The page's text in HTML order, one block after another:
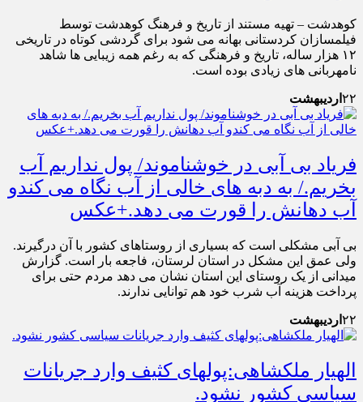
کوهدشت – تهیه مستند از تاریخ و فرهنگ کوهدشت توسط
فیلمسازان کردستانی بهانه می شود برای گردشی کوتاه در تاریخی
۱۲ هزار ساله، تاریخ و فرهنگی که به رغم همه زیبایی ها شاهد
نامهربانی های زیادی بوده است.
۲۲ اردیبهشت
فریاد بی آبی در خوشناموند/ پول نداریم آب
بخریم./ به دبه های خالی از آب نگاه می کندو
آب دهانش را قورت می دهد.+عکس
بی آبی مشکلی است که بسیاری از روستاهای کشور با آن درگیرند.
ولی عمق این مشکل در استان لرستان، فاجعه بار است. گزارش
میدانی از یک روستای این استان نشان می دهد مردم حتی برای
پرداخت هزینه آب شرب خود هم توانایی ندارند.
۲۲ اردیبهشت
الهیار ملکشاهی:پول‎های کثیف وارد جریانات
سیاسی کشور نشود.